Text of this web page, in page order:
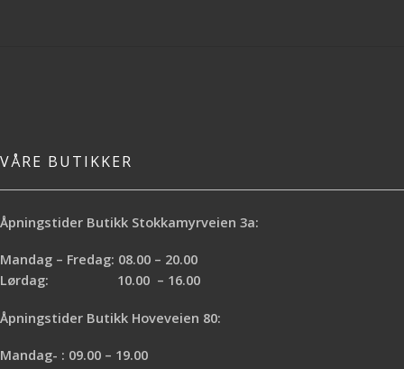
VÅRE BUTIKKER
Åpningstider Butikk Stokkamyrveien 3a:
Mandag – Fredag: 08.00 – 20.00
Lørdag: 10.00 – 16.00
Åpningstider Butikk Hoveveien 80:
Mandag- : 09.00 – 19.00